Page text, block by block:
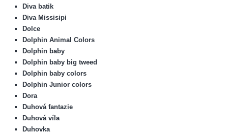
Diva batik
Diva Missisipi
Dolce
Dolphin Animal Colors
Dolphin baby
Dolphin baby big tweed
Dolphin baby colors
Dolphin Junior colors
Dora
Duhová fantazie
Duhová víla
Duhovka